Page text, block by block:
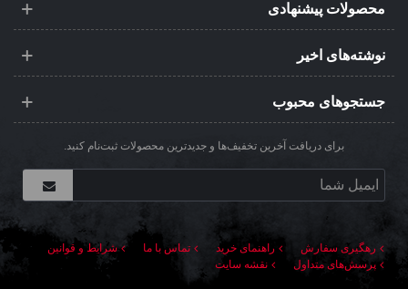
محصولات پیشنهادی
نوشته‌های اخیر
جستجوهای محبوب
برای دریافت آخرین تخفیف‌ها و جدیدترین محصولات ثبت‌نام کنید.
رهگیری سفارش راهنمای خرید تماس با ما
شرایط و قوانین
پرسش‌های متداول
نقشه سایت